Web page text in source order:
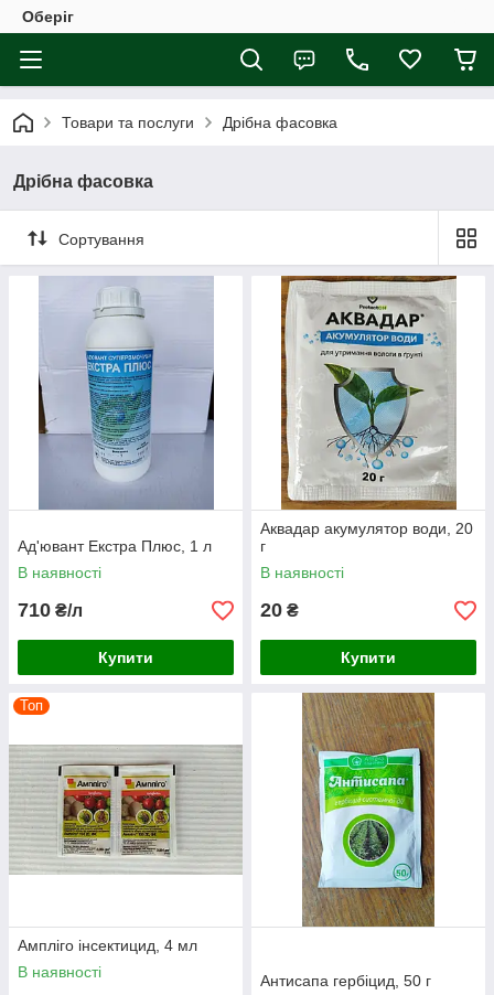
Оберіг
Товари та послуги Дрібна фасовка
Дрібна фасовка
Сортування
Ад'ювант Екстра Плюс, 1 л
В наявності
710 ₴/л
Купити
Аквадар акумулятор води, 20
г
В наявності
20 ₴
Купити
Топ
Ампліго інсектицид, 4 мл
В наявності
Антисапа гербіцид, 50 г